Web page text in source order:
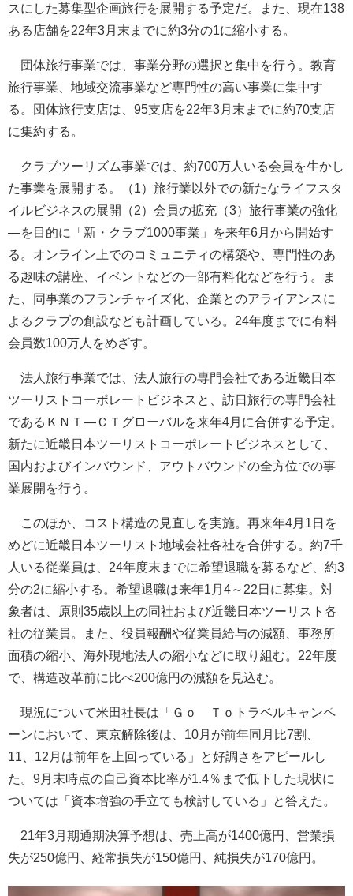
スにした募集型企画旅行を展開する予定だ。また、現在138
ある店舗を22年3月末までに約3分の1に縮小する。
団体旅行事業では、事業分野の選択と集中を行う。教育
旅行事業、地域交流事業など専門性の高い事業に集中す
る。団体旅行支店は、95支店を22年3月末までに約70支店
に集約する。
クラブツーリズム事業では、約700万人いる会員を生かし
た事業を展開する。（1）旅行業以外での新たなライフスタ
イルビジネスの展開（2）会員の拡充（3）旅行事業の強化
―を目的に「新・クラブ1000事業」を来年6月から開始す
る。オンライン上でのコミュニティの構築や、専門性のあ
る趣味の講座、イベントなどの一部有料化などを行う。ま
た、同事業のフランチャイズ化、企業とのアライアンスに
よるクラブの創設なども計画している。24年度までに有料
会員数100万人をめざす。
法人旅行事業では、法人旅行の専門会社である近畿日本
ツーリストコーポレートビジネスと、訪日旅行の専門会社
であるＫＮＴ―ＣＴグローバルを来年4月に合併する予定。
新たに近畿日本ツーリストコーポレートビジネスとして、
国内およびインバウンド、アウトバウンドの全方位での事
業展開を行う。
このほか、コスト構造の見直しを実施。再来年4月1日を
めどに近畿日本ツーリスト地域会社各社を合併する。約7千
人いる従業員は、24年度末までに希望退職を募るなど、約3
分の2に縮小する。希望退職は来年1月4～22日に募集。対
象者は、原則35歳以上の同社および近畿日本ツーリスト各
社の従業員。また、役員報酬や従業員給与の減額、事務所
面積の縮小、海外現地法人の縮小などに取り組む。22年度
で、構造改革前に比べ200億円の減額を見込む。
現況について米田社長は「Ｇｏ Ｔｏトラベルキャンペ
ーンにおいて、東京解除後は、10月が前年同月比7割、
11、12月は前年を上回っている」と好調さをアピールし
た。9月末時点の自己資本比率が1.4％まで低下した現状に
ついては「資本増強の手立ても検討している」と答えた。
21年3月期通期決算予想は、売上高が1400億円、営業損
失が250億円、経常損失が150億円、純損失が170億円。